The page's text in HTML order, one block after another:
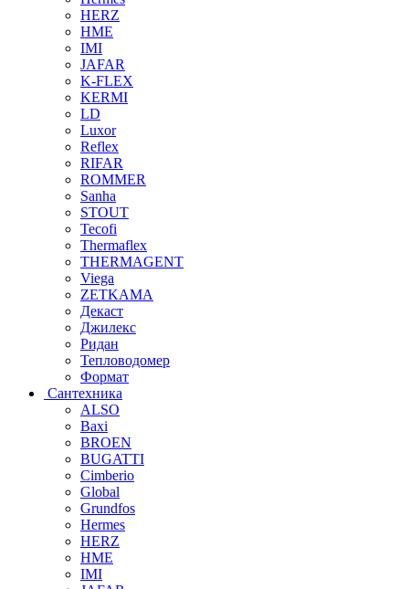
HERZ
HME
IMI
JAFAR
K-FLEX
KERMI
LD
Luxor
Reflex
RIFAR
ROMMER
Sanha
STOUT
Tecofi
Thermaflex
THERMAGENT
Viega
ZETKAMA
Декаст
Джилекс
Ридан
Тепловодомер
Формат
Сантехника
ALSO
Baxi
BROEN
BUGATTI
Cimberio
Global
Grundfos
Hermes
HERZ
HME
IMI